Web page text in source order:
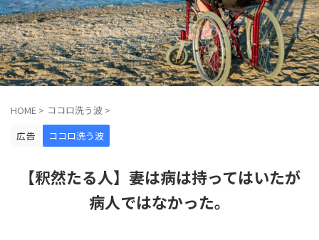
HOME > ココロ洗う波 >
広告
ココロ洗う波
【釈然たる人】妻は病は持ってはいたが
病人ではなかった。